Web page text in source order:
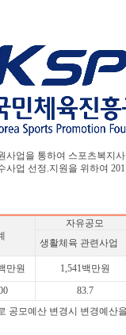
사업을 통하여 스포츠복지
사업 선정.지원을 위하여
자유공모
생활체육 관련사업
만원
1,541백만원
83.7
공모예산 변경시 변경예산